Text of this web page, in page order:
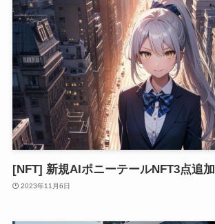
[NFT] 新規AIポニーテールNFT3点追加
2023年11月6日